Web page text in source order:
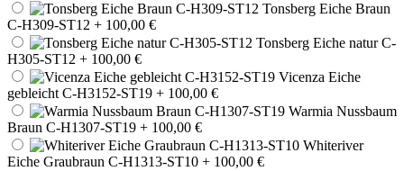
Tonsberg Eiche Braun
C-H309-ST12 + 100,00 €
Tonsberg Eiche natur C-
H305-ST12 + 100,00 €
Vicenza Eiche
gebleicht C-H3152-ST19 + 100,00 €
Warmia Nussbaum
Braun C-H1307-ST19 + 100,00 €
Whiteriver
Eiche Graubraun C-H1313-ST10 + 100,00 €